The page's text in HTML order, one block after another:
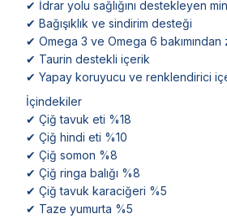
✔ İdrar yolu sağlığını destekleyen
✔ Bağışıklık ve sindirim desteği
✔ Omega 3 ve Omega 6 bakımından
✔ Taurin destekli içerik
✔ Yapay koruyucu ve renklendirici
İçindekiler
✔ Çiğ tavuk eti %18
✔ Çiğ hindi eti %10
✔ Çiğ somon %8
✔ Çiğ ringa balığı %8
✔ Çiğ tavuk karaciğeri %5
✔ Taze yumurta %5